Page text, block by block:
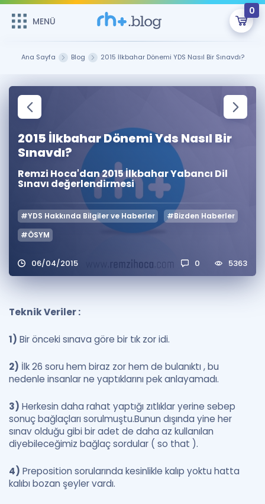
MENÜ
0
Şifremi Hatırlamıyorum
GİRİŞ YAP
ÜYE DEĞİLİM
Sepetin Şu An Boş.
Remzi Hoca ile seni sınava hazırlayacak onlarca eğitim seni
MENÜ
Çalışma Paketleri
Kitaplar ve Kaynaklar
Katılımcı Görüşleri
Faydalı Araçlar
Ücretsiz Kaynaklar
Puan Hesaplama
Blog
İngilizce Gramer
Blog
İngilizce Gramer
Hakkımızda
Soru & Cevap
İletişim
Ana Sayfa Blog 2015 İlkbahar Dönemi YDS Nasıl Bir Sınavdı?
2015 İlkbahar Dönemi Yds Nasıl Bir
Sınavdı?
Remzi Hoca'dan 2015 İlkbahar Yabancı Dil
Sınavı değerlendirmesi
#YDS Hakkında Bilgiler ve Haberler
#Bizden Haberler
#ÖSYM
06/04/2015 0 5363
Teknik Veriler :
1) Bir önceki sınava göre bir tık zor idi.
2) İlk 26 soru hem biraz zor hem de bulanıktı , bu
nedenle insanlar ne yaptıklarını pek anlayamadı.
3) Herkesin daha rahat yaptığı zıtlıklar yerine sebep
sonuç bağlaçları sorulmuştu.Bunun dışında yine her
sınav olduğu gibi bir adet de daha az kullanılan
diyebileceğimiz bağlaç sordular ( so that ).
4) Preposition sorularında kesinlikle kalıp yoktu hatta
kalıbı bozan şeyler vardı.